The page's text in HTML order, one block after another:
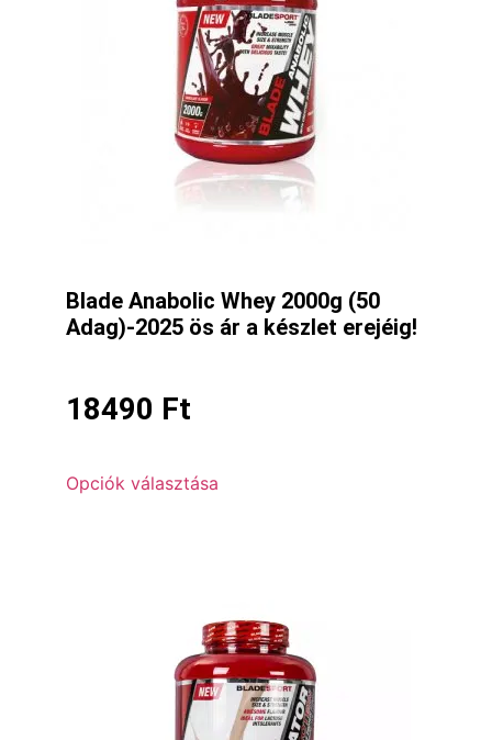
Blade Anabolic Whey 2000g (50
Adag)-2025 ös ár a készlet erejéig!
18490 Ft
Opciók választása